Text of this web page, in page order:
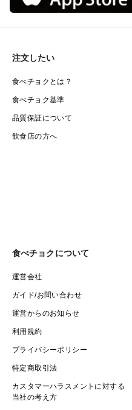
注文したい
食べチョクとは？
食べチョク基準
品質保証について
飲食店の方へ
食べチョクについて
運営会社
ガイド/お問い合わせ
運営からのお知らせ
利用規約
プライバシーポリシー
特定商取引法
カスタマーハラスメントに対する
当社の考え方